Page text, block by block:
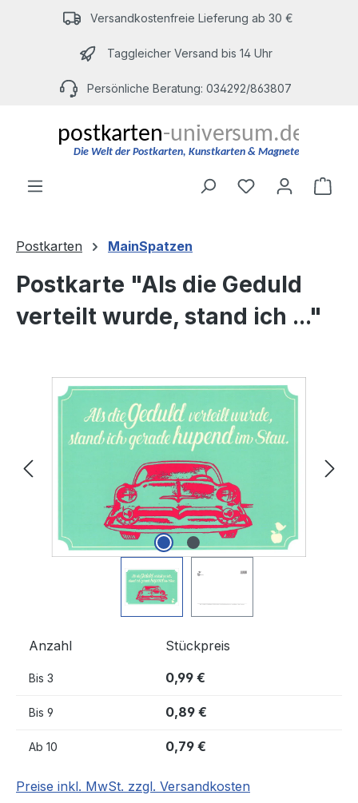
Zum Hauptinhalt springenVersandkostenfreie Lieferung ab 30 €
Taggleicher Versand bis 14 Uhr
Persönliche Beratung: 034292/863807
Du hast 0
Postkarten MainSpatzen
Postkarte "Als die Geduld
verteilt wurde, stand ich ..."
Bildergalerie überspringen
Anzahl Stückpreis
Bis 3 0,99 €
Bis 9 0,89 €
Ab 10 0,79 €
Preise inkl. MwSt. zzgl. Versandkosten